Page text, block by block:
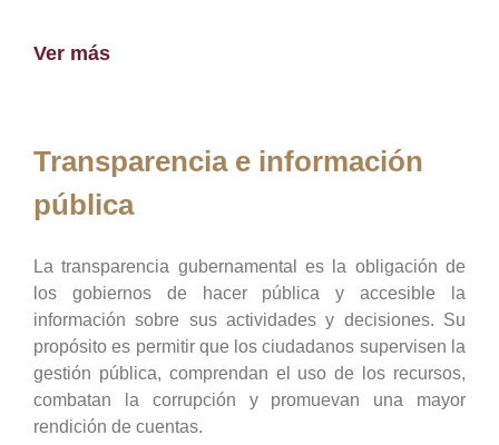
Ver más
Transparencia e información
pública
La transparencia gubernamental es la obligación de
los gobiernos de hacer pública y accesible la
información sobre sus actividades y decisiones. Su
propósito es permitir que los ciudadanos supervisen la
gestión pública, comprendan el uso de los recursos,
combatan la corrupción y promuevan una mayor
rendición de cuentas.